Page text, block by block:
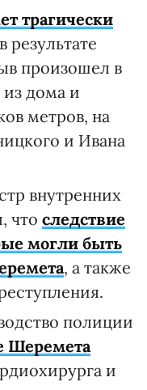
трагически
в результате
произошел в
из дома и
метров, на
и Ивана
внутренних
что следствие
могли быть
, а также
полиции
Шеремета
и